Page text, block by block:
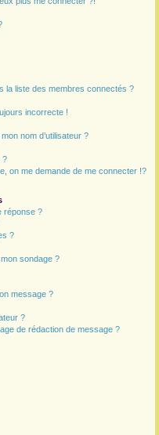
la liste des membres connectés ?
incorrecte !
nom d’utilisateur ?
?
on me demande de me connecter !?
réponse ?
?
sondage ?
message ?
?
de rédaction de message ?